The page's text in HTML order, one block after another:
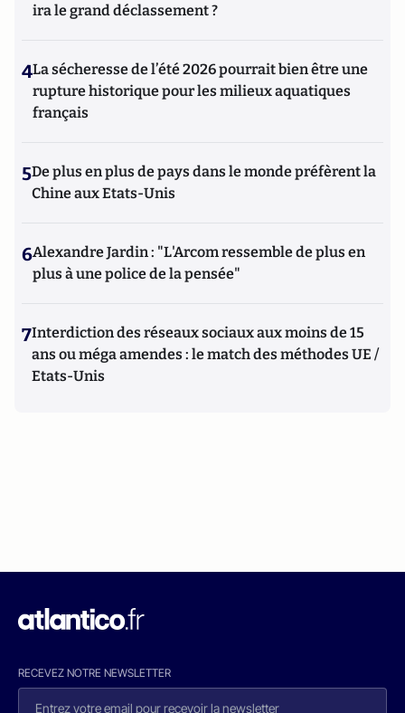
ira le grand déclassement ?
4La sécheresse de l’été 2026 pourrait bien être une
rupture historique pour les milieux aquatiques
français
5De plus en plus de pays dans le monde préfèrent la
Chine aux Etats-Unis
6Alexandre Jardin : "L'Arcom ressemble de plus en
plus à une police de la pensée"
7Interdiction des réseaux sociaux aux moins de 15
ans ou méga amendes : le match des méthodes UE /
Etats-Unis
RECEVEZ NOTRE NEWSLETTER